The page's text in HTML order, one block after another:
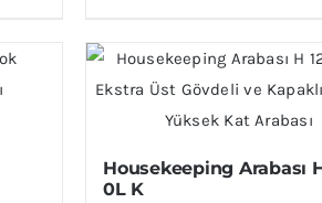
Housekeeping Arabası
0L K